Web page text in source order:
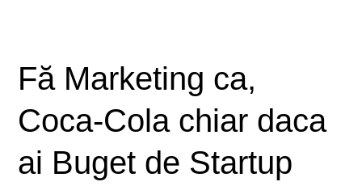
Fă Marketing ca,
Coca-Cola chiar daca
ai Buget de Startup
Fă
Marketing
Coca-
chiar